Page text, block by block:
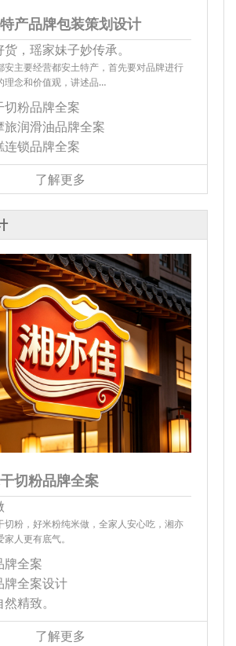
产品牌包装策划设计
，瑶家妹子妙传承。
安主要经营都安土特产，首先要对品牌进行
理念和价值观，讲述品…
粉品牌全案
润滑油品牌全案
锁品牌全案
了解更多
切粉品牌全案
切粉，好米粉纯米做，全家人安心吃，湘亦
人更有底气。
牌全案
牌全案设计
精致。
了解更多